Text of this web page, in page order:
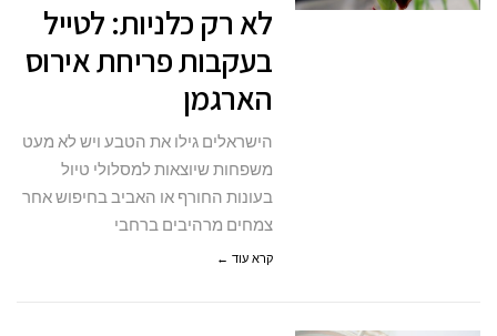
לטייל
בעקבות
לא רק כלניות: לטייל
בעקבות פריחת אירוס
הארגמן
הישראלים גילו את הטבע ויש לא מעט
משפחות שיוצאות למסלולי טיול
בעונות החורף או האביב בחיפוש אחר
צמחים מרהיבים ברחבי
קרא עוד ←